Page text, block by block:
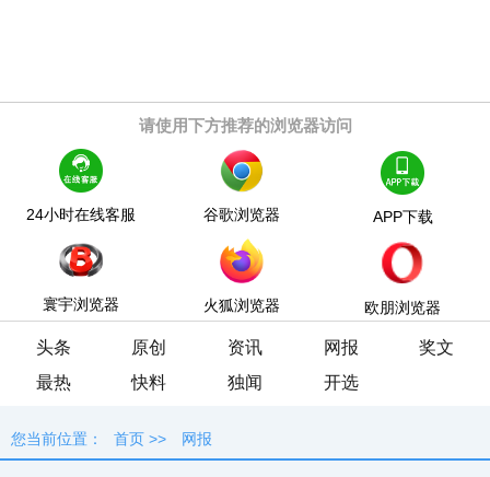
请使用下方推荐的浏览器访问
24小时在线客服 谷歌浏览器 APP下载
寰宇浏览器 火狐浏览器 欧朋浏览器
头条 原创 资讯 网报
奖文
最热
快料 独闻 开选
您当前位置： 首页 >> 网报